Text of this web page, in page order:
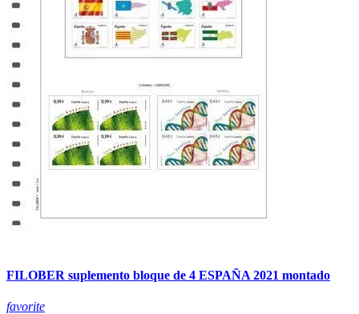
FILOBER suplemento bloque de 4 ESPAÑA 2021 montado
favorite